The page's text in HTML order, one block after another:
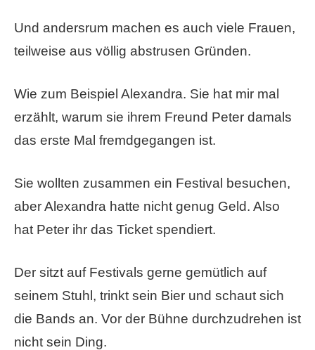
Und andersrum machen es auch viele Frauen,
teilweise aus völlig abstrusen Gründen.
Wie zum Beispiel Alexandra. Sie hat mir mal
erzählt, warum sie ihrem Freund Peter damals
das erste Mal fremdgegangen ist.
Sie wollten zusammen ein Festival besuchen,
aber Alexandra hatte nicht genug Geld. Also
hat Peter ihr das Ticket spendiert.
Der sitzt auf Festivals gerne gemütlich auf
seinem Stuhl, trinkt sein Bier und schaut sich
die Bands an. Vor der Bühne durchzudrehen ist
nicht sein Ding.